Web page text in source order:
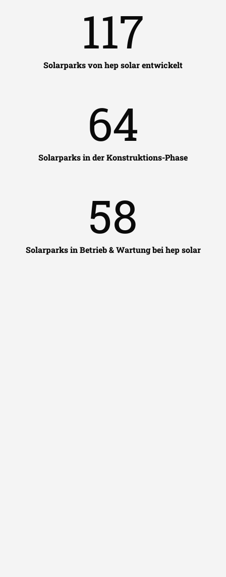
117
Solarparks von hep solar entwickelt
64
Solarparks in der Konstruktions-Phase
58
Solarparks in Betrieb & Wartung bei hep solar